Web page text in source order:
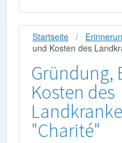
Startseite
und Kosten des
Gründung,
Kosten des
"Charité"